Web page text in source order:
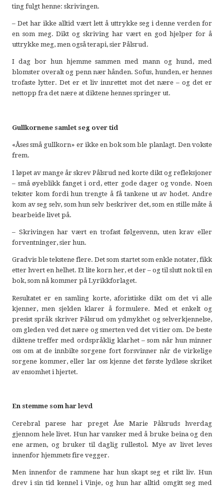
ting fulgt henne: skrivingen.
– Det har ikke alltid vært lett å uttrykke seg i denne verden for
en som meg. Dikt og skriving har vært en god hjelper for å
uttrykke meg, men også terapi, sier Pålsrud.
I dag bor hun hjemme sammen med mann og hund, med
blomster overalt og penn nær hånden. Sofus, hunden, er hennes
trofaste lytter. Det er et liv innrettet mot det nære – og det er
nettopp fra det nære at diktene hennes springer ut.
Gullkornene samlet seg over tid
«Åses små gullkorn» er ikke en bok som ble planlagt. Den vokste
frem.
I løpet av mange år skrev Pålsrud ned korte dikt og refleksjoner
– små øyeblikk fanget i ord, etter gode dager og vonde. Noen
tekster kom fordi hun trengte å få tankene ut av hodet. Andre
kom av seg selv, som hun selv beskriver det, som en stille måte å
bearbeide livet på.
– Skrivingen har vært en trofast følgesvenn, uten krav eller
forventninger, sier hun.
Gradvis ble tekstene flere. Det som startet som enkle notater, fikk
etter hvert en helhet. Et lite korn her, et der – og til slutt nok til en
bok, som nå kommer på Lyrikkforlaget.
Resultatet er en samling korte, aforistiske dikt om det vi alle
kjenner, men sjelden klarer å formulere. Med et enkelt og
presist språk skriver Pålsrud om ydmykhet og selverkjennelse,
om gleden ved det nære og smerten ved det vi tier om. De beste
diktene treffer med ordspråklig klarhet – som når hun minner
oss om at de innbilte sorgene fort forsvinner når de virkelige
sorgene kommer, eller lar oss kjenne det første lydløse skriket
av ensomhet i hjertet.
En stemme som har levd
Cerebral parese har preget Åse Marie Pålsruds hverdag
gjennom hele livet. Hun har vansker med å bruke beina og den
ene armen, og bruker til daglig rullestol. Mye av livet leves
innenfor hjemmets fire vegger.
Men innenfor de rammene har hun skapt seg et rikt liv. Hun
drev i sin tid kennel i Vinje, og hun har alltid omgitt seg med